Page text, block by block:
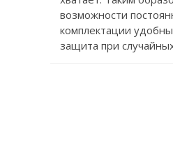
возможности
комплектации
защита при